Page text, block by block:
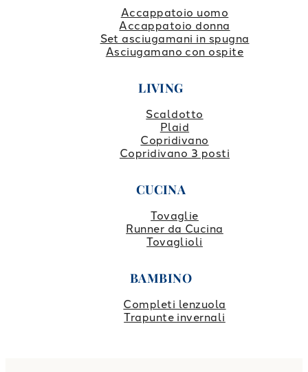
Accappatoio uomo
Accappatoio donna
Set asciugamani in spugna
Asciugamano con ospite
LIVING
Scaldotto
Plaid
Copridivano
Copridivano 3 posti
CUCINA
Tovaglie
Runner da Cucina
Tovaglioli
BAMBINO
Completi lenzuola
Trapunte invernali